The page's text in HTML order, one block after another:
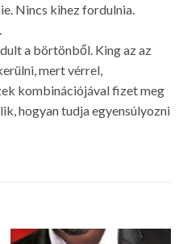
Nincs kihez fordulnia.
a börtönből. King az az
mert vérrel,
kombinációjával fizet meg
hogyan tudja egyensúlyozni